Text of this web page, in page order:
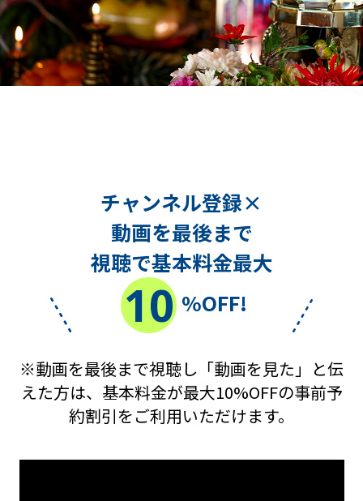
チャンネル登録×
動画を最後まで
視聴で基本料金最大
10 %OFF!
※動画を最後まで視聴し「動画を見た」と伝
えた方は、基本料金が最大10%OFFの事前予
約割引をご利用いただけます。